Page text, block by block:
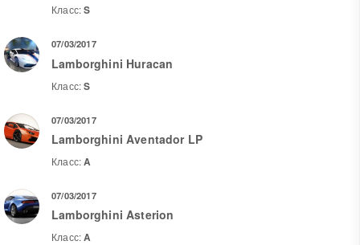
Класс:S
07/03/2017
Lamborghini Huracan
Класс:S
07/03/2017
Lamborghini Aventador LP
Класс:A
07/03/2017
Lamborghini Asterion
Класс:A